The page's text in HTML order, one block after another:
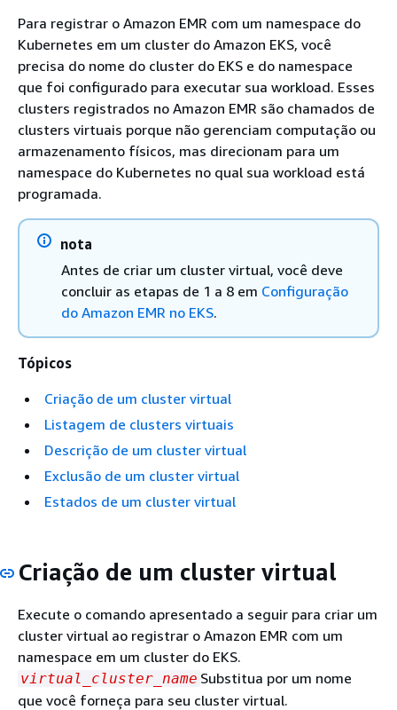
Para registrar o Amazon EMR com um namespace do
Kubernetes em um cluster do Amazon EKS, você
precisa do nome do cluster do EKS e do namespace
que foi configurado para executar sua workload. Esses
clusters registrados no Amazon EMR são chamados de
clusters virtuais porque não gerenciam computação ou
armazenamento físicos, mas direcionam para um
namespace do Kubernetes no qual sua workload está
programada.
nota
Antes de criar um cluster virtual, você deve
concluir as etapas de 1 a 8 em Configuração
do Amazon EMR no EKS.
Tópicos
Criação de um cluster virtual
Listagem de clusters virtuais
Descrição de um cluster virtual
Exclusão de um cluster virtual
Estados de um cluster virtual
Criação de um cluster virtual
Execute o comando apresentado a seguir para criar um
cluster virtual ao registrar o Amazon EMR com um
namespace em um cluster do EKS.
virtual_cluster_name Substitua por um nome
que você forneça para seu cluster virtual.